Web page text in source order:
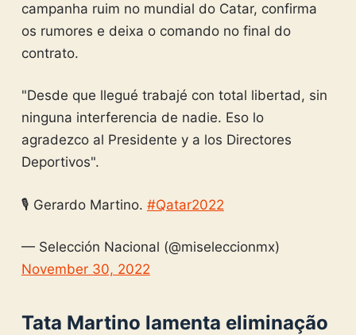
campanha ruim no mundial do Catar, confirma
os rumores e deixa o comando no final do
contrato.
"Desde que llegué trabajé con total libertad, sin
ninguna interferencia de nadie. Eso lo
agradezco al Presidente y a los Directores
Deportivos".
🎙 Gerardo Martino. #Qatar2022
— Selección Nacional (@miseleccionmx)
November 30, 2022
Tata Martino lamenta eliminação